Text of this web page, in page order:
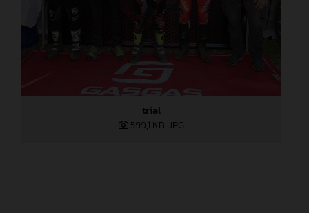
trial
599,1 KB .JPG